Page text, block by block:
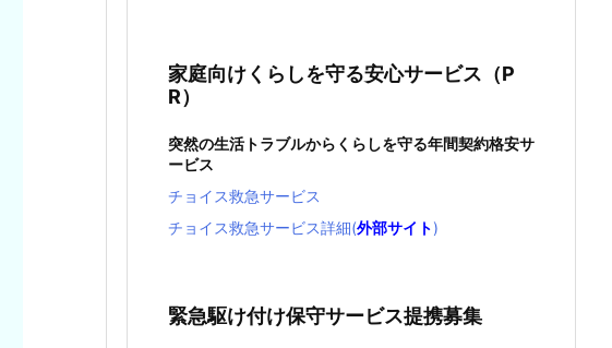
家庭向けくらしを守る安心サービス（P
R）
突然の生活トラブルからくらしを守る年間契約格安サ
ービス
チョイス救急サービス
チョイス救急サービス詳細(外部サイト)
緊急駆け付け保守サービス提携募集